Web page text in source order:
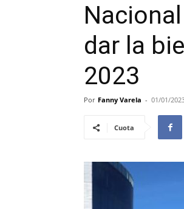
dar la
2023
Por Fanny Varela - 01/01/
Cuota